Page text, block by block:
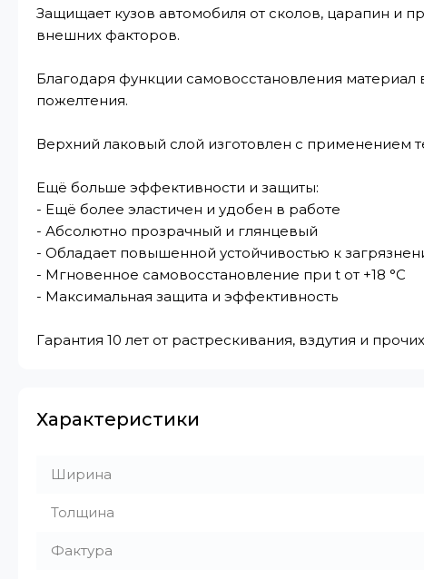
Защищает кузов автомобиля от сколов, царапин и
внешних факторов.
Благодаря функции самовосстановления
пожелтения.
Верхний лаковый слой изготовлен с применением
Ещё больше эффективности и защиты:
- Ещё более эластичен и удобен в работе
- Абсолютно прозрачный и глянцевый
- Обладает повышенной устойчивостью к
- Мгновенное самовосстановление при t от +18 °C
- Максимальная защита и эффективность
Гарантия 10 лет от растрескивания, вздутия и
Характеристики
Ширина
Толщина
Фактура